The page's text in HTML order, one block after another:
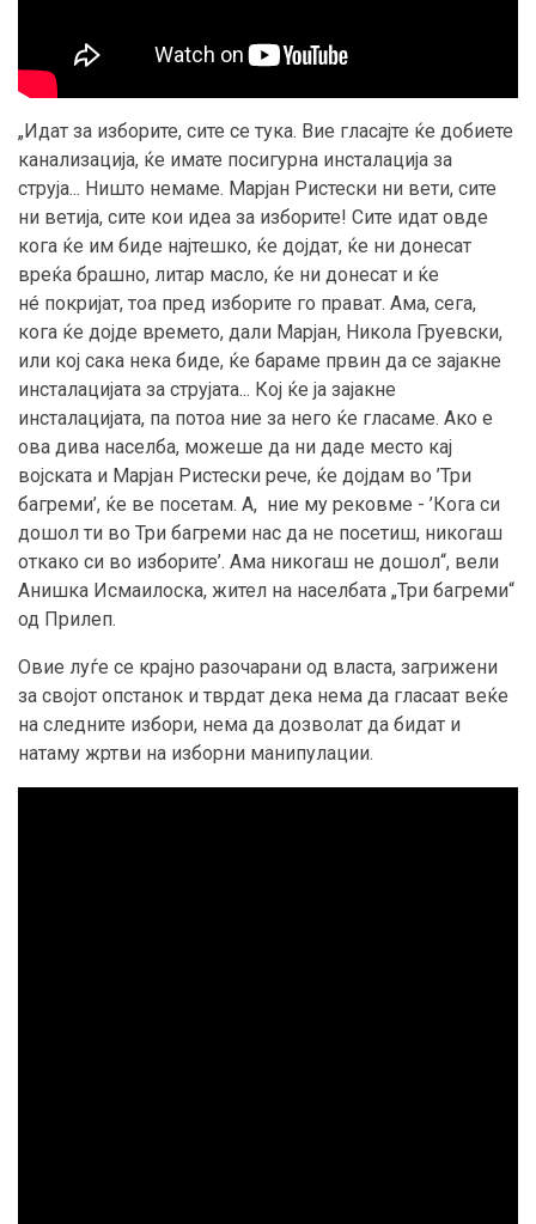
„Идат за изборите, сите се тука. Вие гласајте ќе добиете
канализација, ќе имате посигурна инсталација за
струја... Ништо немаме. Марјан Ристески ни вети, сите
ни ветија, сите кои идеа за изборите! Сите идат овде
кога ќе им биде најтешко, ќе дојдат, ќе ни донесат
вреќа брашно, литар масло, ќе ни донесат и ќе
нé покријат, тоа пред изборите го прават. Ама, сега,
кога ќе дојде времето, дали Марјан, Никола Груевски,
или кој сака нека биде, ќе бараме првин да се зајакне
инсталацијата за струјата... Кој ќе ја зајакне
инсталацијата, па потоа ние за него ќе гласаме. Ако е
ова дива населба, можеше да ни даде место кај
војската и Марјан Ристески рече, ќе дојдам во ’Три
багреми’, ќе ве посетам. А, ние му рековме - ’Кога си
дошол ти во Три багреми нас да не посетиш, никогаш
откако си во изборите’. Ама никогаш не дошол“, вели
Анишка Исмаилоска, жител на населбата „Три багреми“
од Прилеп.
Овие луѓе се крајно разочарани од власта, загрижени
за својот опстанок и тврдат дека нема да гласаат веќе
на следните избори, нема да дозволат да бидат и
натаму жртви на изборни манипулации.